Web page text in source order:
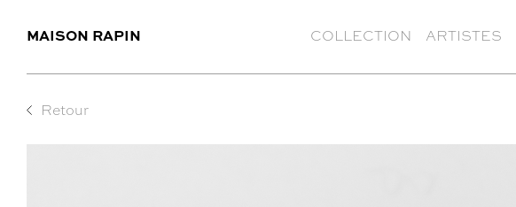
MAISON RAPIN COLLECTION ARTISTES
Retour